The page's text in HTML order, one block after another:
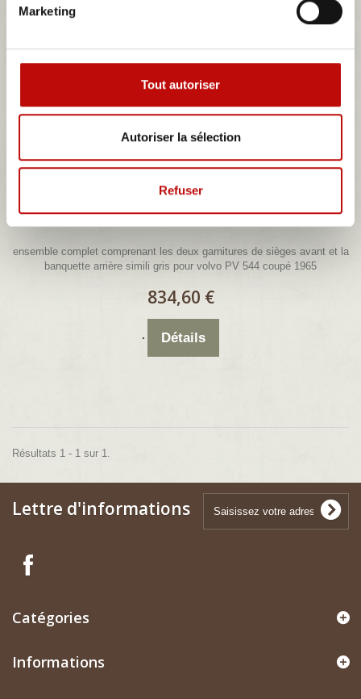
Marketing
Tout autoriser
Autoriser la sélection
Refuser
Résultats 1 - 1 sur 1.
ensemble garnitures sièges complets simili...
ensemble complet comprenant les deux garnitures de sièges avant et la
banquette arrière simili gris pour volvo PV 544 coupé 1965
834,60 €
Détails
Résultats 1 - 1 sur 1.
Lettre d'informations
Catégories
Informations